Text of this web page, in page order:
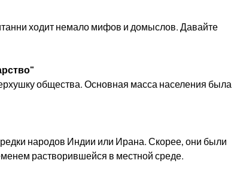
ходит немало мифов и домыслов. Давайте
общества. Основная масса населения была
народов Индии или Ирана. Скорее, они были
растворившейся в местной среде.